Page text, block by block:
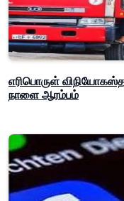
எரிபொருள்
நாளை ஆரம்பம்